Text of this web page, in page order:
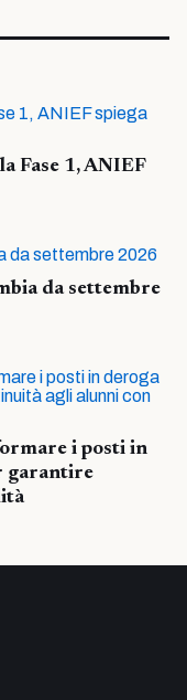
Fase 1, ANIEF
da settembre
i posti in
garantire